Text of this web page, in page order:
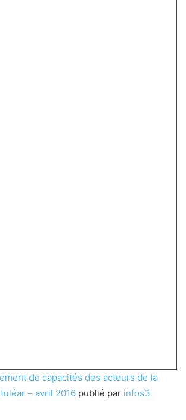
de capacités des acteurs de la
– avril 2016 publié par infos3